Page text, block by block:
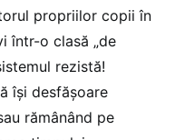
propriilor copii în
într-o clasă „de
rezistă!
își desfășoare
rămânând pe